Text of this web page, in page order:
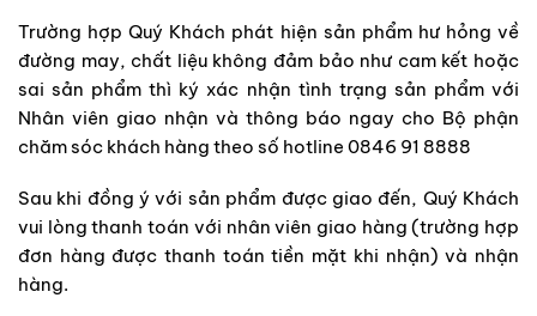
Trường hợp Quý Khách phát hiện sản phẩm hư hỏng về
đường may, chất liệu không đảm bảo như cam kết hoặc
sai sản phẩm thì ký xác nhận tình trạng sản phẩm với
Nhân viên giao nhận và thông báo ngay cho Bộ phận
chăm sóc khách hàng theo số hotline 0846 91 8888
Sau khi đồng ý với sản phẩm được giao đến, Quý Khách
vui lòng thanh toán với nhân viên giao hàng (trường hợp
đơn hàng được thanh toán tiền mặt khi nhận) và nhận
hàng.